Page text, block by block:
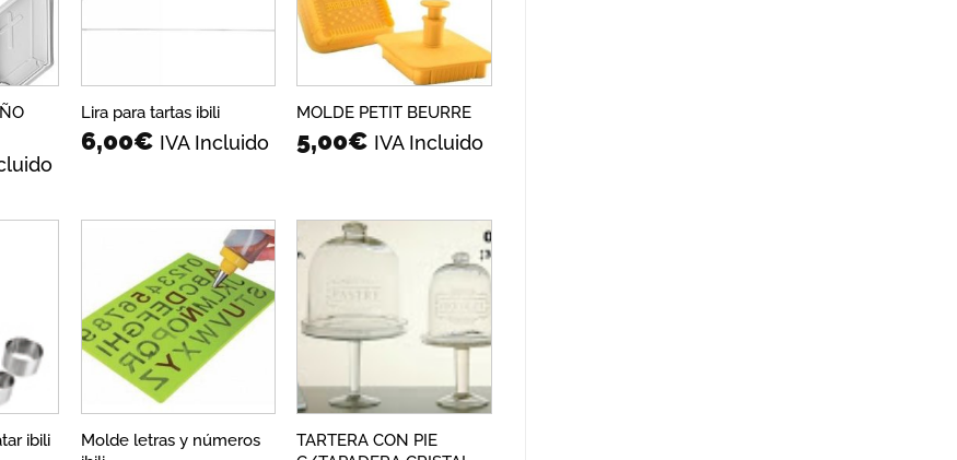
Lira para tartas ibili
6,00€ IVA Incluido
deseos
MOLDE PETIT BEURRE
5,00€ IVA Incluido
deseos
ibili
Añadir
a la
lista de
deseos
Molde letras y números
deseos
TARTERA CON PIE